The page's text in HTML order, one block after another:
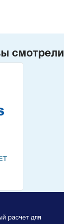
смотрели
расчет для